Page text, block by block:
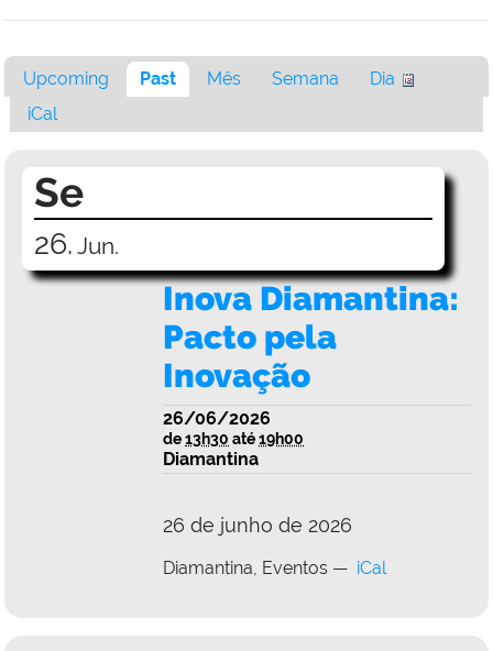
Upcoming Past Mês Semana
Dia
iCal
Se
26. Jun.
Inova Diamantina:
Pacto pela
Inovação
26/06/2026
de13h30 até19h00
Diamantina
26 de junho de 2026
Diamantina Eventos iCal